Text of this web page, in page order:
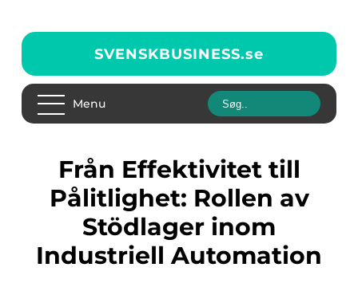
SVENSKBUSINESS.se
Menu
Från Effektivitet till
Pålitlighet: Rollen av
Stödlager inom
Industriell Automation